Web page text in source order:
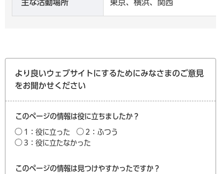
主な活動場所 東京、横浜、関西
より良いウェブサイトにするためにみなさまのご意見
をお聞かせください
このページの情報は役に立ちましたか？
1：役に立った
2：ふつう
3：役に立たなかった
このページの情報は見つけやすかったですか？